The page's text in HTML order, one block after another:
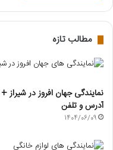
مطالب تازه
نمایندگی جهان افروز در شیراز +
آدرس و تلفن
1404/06/09